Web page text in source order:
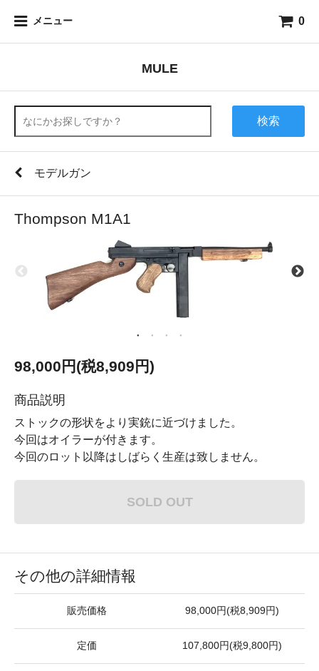
メニュー 0
MULE
検索
モデルガン
Thompson M1A1
98,000円(税8,909円)
商品説明
ストックの形状をより実銃に近づけました。
今回はオイラーが付きます。
今回のロット以降はしばらく生産は致しません。
SOLD OUT
その他の詳細情報
販売価格 98,000円(税8,909円)
定価 107,800円(税9,800円)